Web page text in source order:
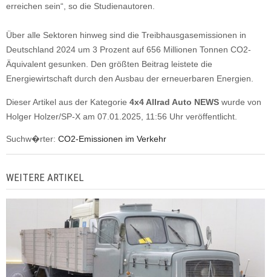
erreichen sein“, so die Studienautoren.
Über alle Sektoren hinweg sind die Treibhausgasemissionen in
Deutschland 2024 um 3 Prozent auf 656 Millionen Tonnen CO2-
Äquivalent gesunken. Den größten Beitrag leistete die
Energiewirtschaft durch den Ausbau der erneuerbaren Energien.
Dieser Artikel aus der Kategorie 4x4 Allrad Auto NEWS wurde von
Holger Holzer/SP-X am 07.01.2025, 11:56 Uhr veröffentlicht.
Suchw�rter: CO2-Emissionen im Verkehr
WEITERE ARTIKEL